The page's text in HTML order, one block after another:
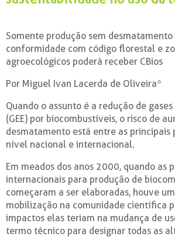
Somente produção sem desmatamento
conformidade com código florestal e
agroecológicos poderá receber CBios
Por Miguel Ivan Lacerda de Oliveira*
Quando o assunto é a redução de
(GEE) por biocombustíveis, o risco de
desmatamento está entre as principais
nível nacional e internacional.
Em meados dos anos 2000, quando as
internacionais para produção de
começaram a ser elaboradas, houve
mobilização na comunidade científica
impactos elas teriam na mudança de
termo técnico para designar todas as